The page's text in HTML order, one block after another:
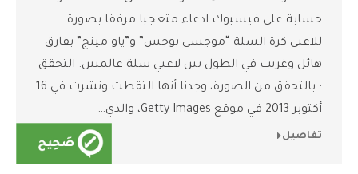
حسابة على فيسبوك ادعاء متعجبا مرفقا بصورة
للاعبي كرة السلة “موجسي بوجس” و”ياو مينج” بفارق
هائل وغريب في الطول بين لاعبي سلة عالميين. التحقق
: بالتحقق من الصورة، وجدنا أنها التقطت ونشرت في 16
أكتوبر 2013 في موقع Getty Images، والذي…
تفاصيل